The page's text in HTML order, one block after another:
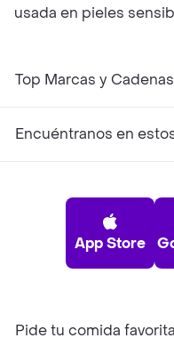
usada en pieles
Top Marcas y
Encuéntranos en
App Store
Pide tu comida